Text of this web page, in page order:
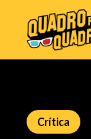
Crítica